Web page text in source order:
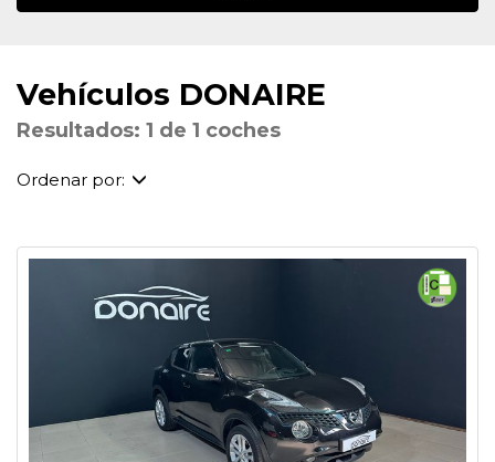
Vehículos DONAIRE
Resultados: 1 de 1 coches
Ordenar por: